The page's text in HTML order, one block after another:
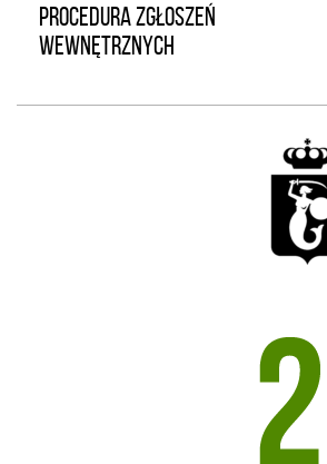
PROCEDURA ZGŁOSZEŃ
WEWNĘTRZNYCH